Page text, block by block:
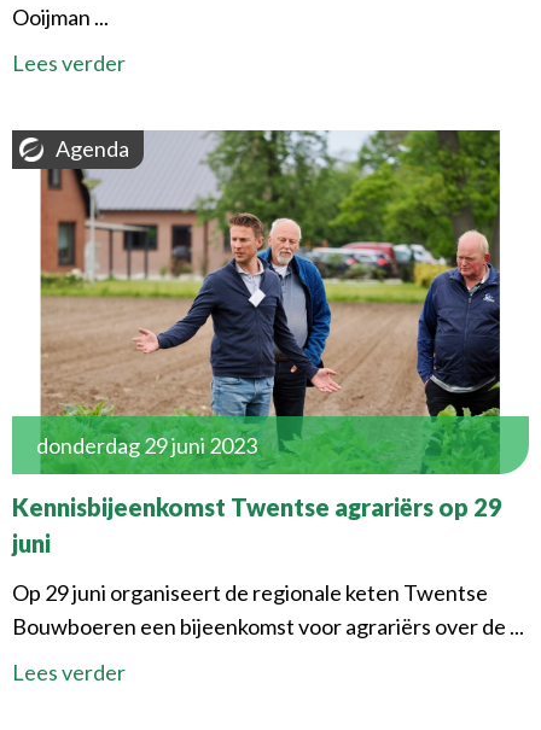
Ooijman ...
Lees verder
Agenda
donderdag 29 juni 2023
Kennisbijeenkomst Twentse agrariërs op 29
juni
Op 29 juni organiseert de regionale keten Twentse
Bouwboeren een bijeenkomst voor agrariërs over de ...
Lees verder